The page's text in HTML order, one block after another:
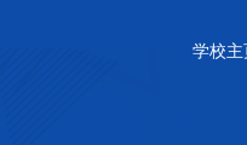
学校主